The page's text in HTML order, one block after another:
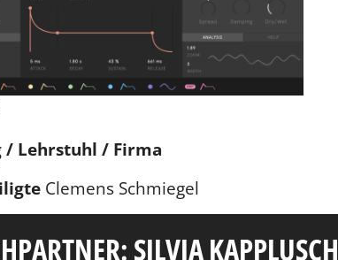
/ Lehrstuhl / Firma
Clemens Schmiegel
SILVIA KAPPLUSCH